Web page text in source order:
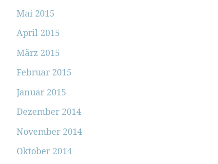
Mai 2015
April 2015
März 2015
Februar 2015
Januar 2015
Dezember 2014
November 2014
Oktober 2014